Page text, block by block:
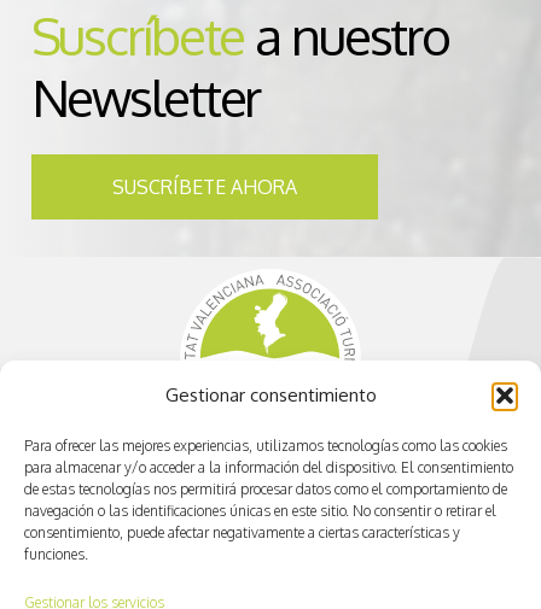
Gestionar consentimiento
Para ofrecer las mejores experiencias, utilizamos tecnologías como las cookies
para almacenar y/o acceder a la información del dispositivo. El consentimiento
de estas tecnologías nos permitirá procesar datos como el comportamiento de
navegación o las identificaciones únicas en este sitio. No consentir o retirar el
consentimiento, puede afectar negativamente a ciertas características y
funciones.
Gestionar los servicios
Suscríbete a nuestro
Newsletter
SUSCRÍBETE AHORA